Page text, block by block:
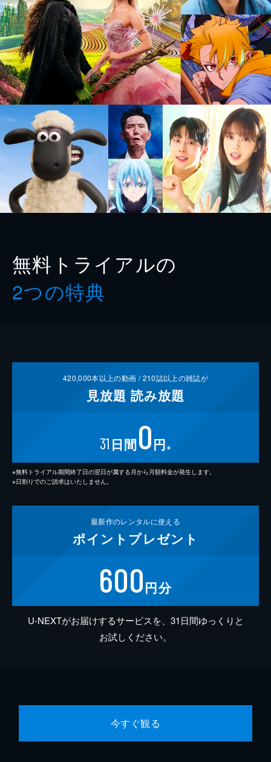
無料トライアルの
2つの特典
420,000本以上の動画 /210誌以上の雑誌が
見放題 読み放題
31 日間0円 ※
※無料トライアル期間終了日の翌日が属する月から月額料金が発生します。
※日割りでのご請求はいたしません。
最新作のレンタルに使える
ポイント プレゼント
600円分
U-NEXTがお届けするサービスを、31日間ゆっくりと
お試しください。
今すぐ観る